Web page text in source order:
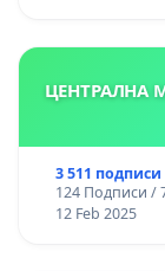
ЦЕНТРАЛНА
3 511 подписи
124 Подписи /
12 Feb 2025